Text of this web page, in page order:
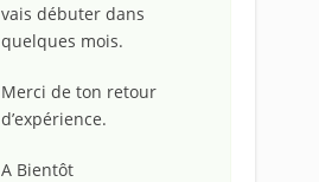
vais débuter dans
quelques mois.
Merci de ton retour
d’expérience.
A Bientôt